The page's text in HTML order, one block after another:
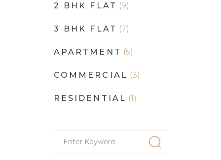
2 BHK FLAT (9)
3 BHK FLAT (7)
APARTMENT (5)
COMMERCIAL (3)
RESIDENTIAL (1)